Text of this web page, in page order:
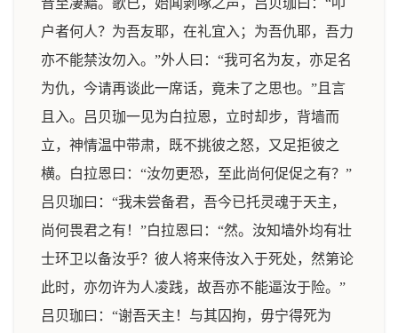
音至凄黯。歌已，始闻剥啄之声，吕贝珈曰：“叩
户者何人？为吾友耶，在礼宜入；为吾仇耶，吾力
亦不能禁汝勿入。”外人曰：“我可名为友，亦足名
为仇，今请再谈此一席话，竟未了之思也。”且言
且入。吕贝珈一见为白拉恩，立时却步，背墙而
立，神情温中带肃，既不挑彼之怒，又足拒彼之
横。白拉恩曰：“汝勿更恐，至此尚何促促之有？”
吕贝珈曰：“我未尝备君，吾今已托灵魂于天主，
尚何畏君之有！”白拉恩曰：“然。汝知墙外均有壮
士环卫以备汝乎？彼人将来侍汝入于死处，然第论
此时，亦勿许为人凌践，故吾亦不能逼汝于险。”
吕贝珈曰：“谢吾天主！与其囚拘，毋宁得死为